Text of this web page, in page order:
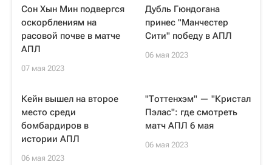
Сон Хын Мин подвергся
оскорблениям на
расовой почве в матче
АПЛ
07 мая 2023
Дубль Гюндогана
принес "Манчестер
Сити" победу в АПЛ
06 мая 2023
Кейн вышел на второе
место среди
бомбардиров в
истории АПЛ
06 мая 2023
"Тоттенхэм" — "Кристал
Пэлас": где смотреть
матч АПЛ 6 мая
06 мая 2023